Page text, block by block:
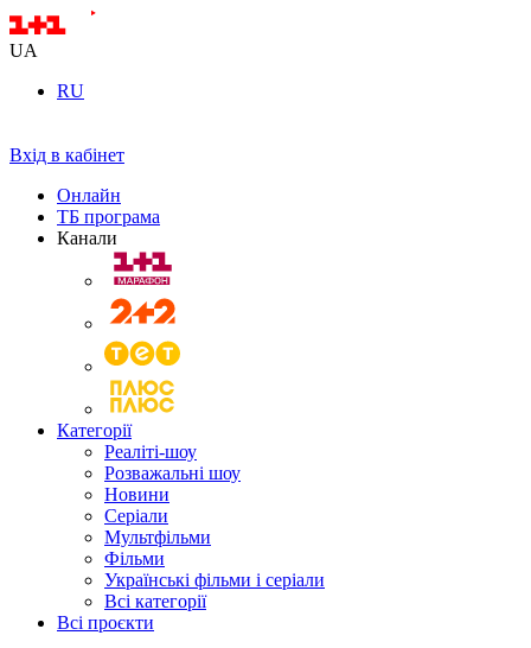
UA
RU
Вхід в кабінет
Онлайн
ТБ програма
Канали
Категорії
Реаліті-шоу
Розважальні шоу
Новини
Серіали
Мультфільми
Фільми
Українські фільми і серіали
Всі категорії
Всі проєкти